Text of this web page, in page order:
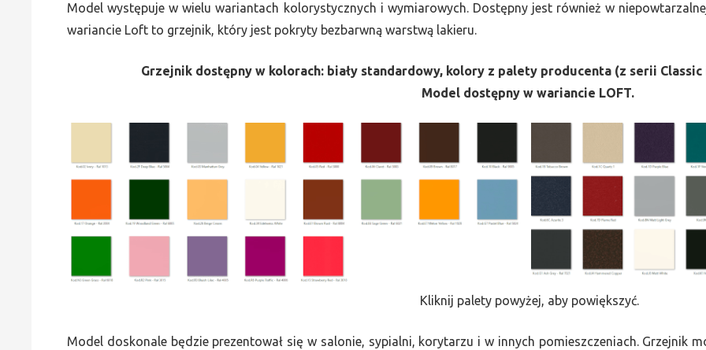
Model występuje w wielu wariantach kolorystycznych i wymiarowych. Dostępny jest również w
wariancie Loft to grzejnik, który jest pokryty bezbarwną warstwą lakieru.
Grzejnik dostępny w kolorach: biały standardowy, kolory z palety producenta (z serii
Model dostępny w wariancie LOFT.
Kliknij palety powyżej, aby powiększyć.
Model doskonale będzie prezentował się w salonie, sypialni, korytarzu i w innych pomieszczeniach. Grzejnik